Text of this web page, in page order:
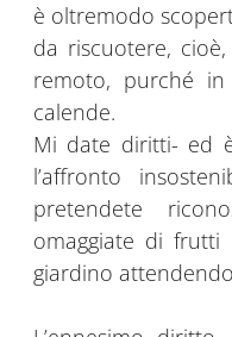
è oltremodo
da riscuotere,
remoto, purché
calende.
Mi date diritti- ed
l’affronto
pretendete
omaggiate di
giardino